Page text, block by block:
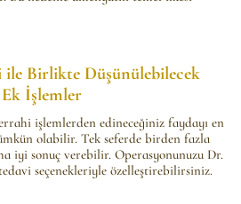
Birlikte Düşünülebilecek
Ek İşlemler
işlemlerden edineceğiniz faydayı en
olabilir. Tek seferde birden fazla
iyi sonuç verebilir. Operasyonunuzu Dr.
seçenekleriyle özelleştirebilirsiniz.